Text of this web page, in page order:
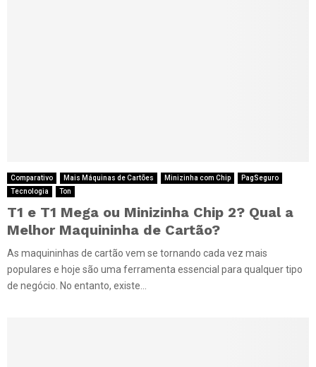
Comparativo Mais Máquinas de Cartões Minizinha com Chip
PagSeguro
Tecnologia
Ton
T1 e T1 Mega ou Minizinha Chip 2? Qual a
Melhor Maquininha de Cartão?
As maquininhas de cartão vem se tornando cada vez mais
populares e hoje são uma ferramenta essencial para qualquer tipo
de negócio. No entanto, existe...